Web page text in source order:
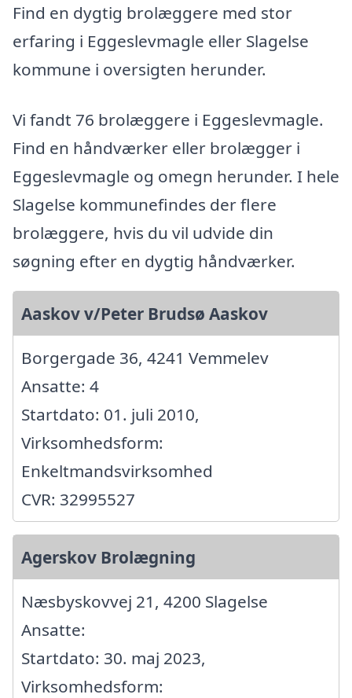
Find en dygtig brolæggere med stor
erfaring i Eggeslevmagle eller Slagelse
kommune i oversigten herunder.
Vi fandt 76 brolæggere i Eggeslevmagle.
Find en håndværker eller brolægger i
Eggeslevmagle og omegn herunder. I hele
Slagelse kommunefindes der flere
brolæggere, hvis du vil udvide din
søgning efter en dygtig håndværker.
Aaskov v/Peter Brudsø Aaskov
Borgergade 36, 4241 Vemmelev
Ansatte: 4
Startdato: 01. juli 2010,
Virksomhedsform:
Enkeltmandsvirksomhed
CVR: 32995527
Agerskov Brolægning
Næsbyskovvej 21, 4200 Slagelse
Ansatte:
Startdato: 30. maj 2023,
Virksomhedsform: